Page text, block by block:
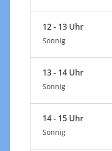
12 - 13 Uhr
Sonnig
13 - 14 Uhr
Sonnig
14 - 15 Uhr
Sonnig